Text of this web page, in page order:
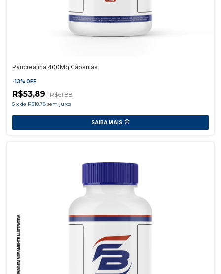
Pancreatina 400Mg Cápsulas
-13% OFF
R$53,89 R$61,88
5 x de R$10,78 sem juros
SAIBA MAIS